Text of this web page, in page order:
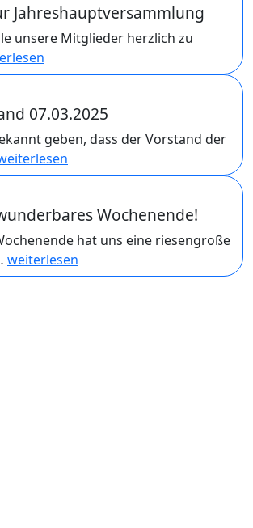
Jahreshauptversammlung
unsere Mitglieder herzlich zu
07.03.2025
geben, dass der Vorstand der
Wochenende!
hat uns eine riesengroße
weiterlesen